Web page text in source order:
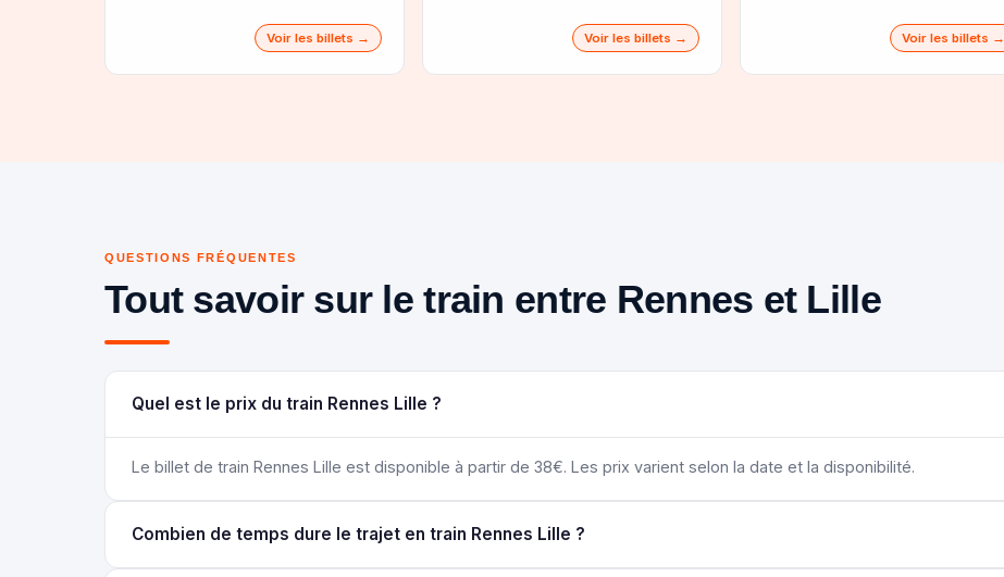
Voir les billets → Voir les billets → Voir les billets →
QUESTIONS FRÉQUENTES
Tout savoir sur le train entre Rennes et Lille
Quel est le prix du train Rennes Lille ?
Le billet de train Rennes Lille est disponible à partir de 38€. Les prix varient selon la date et la disponibilité.
Combien de temps dure le trajet en train Rennes Lille ?